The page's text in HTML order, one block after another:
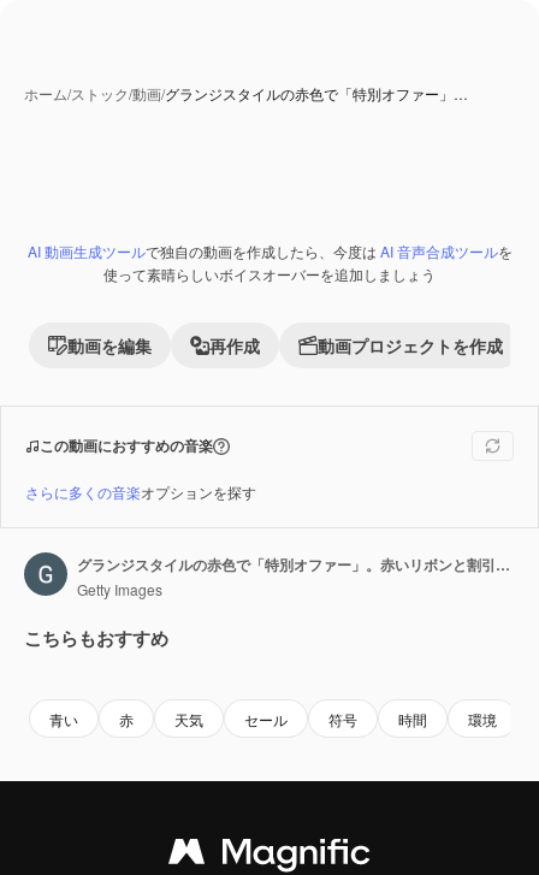
ホーム/ストック/動画/グランジスタイルの赤色で「特別オファー」…
Premium
AI 動画生成ツールで独自の動画を作成したら、今度は AI 音声合成ツールを
使って素晴らしいボイスオーバーを追加しましょう
動画を編集 再作成 動画プロジェクトを作成
この動画におすすめの音楽
さらに多くの音楽オプションを探す
グランジスタイルの赤色で「特別オファー」。赤いリボンと割引ラベル。モーショングラフィックス
Getty Images
こちらもおすすめ
青い 赤 天気 セール 符号 時間 環境